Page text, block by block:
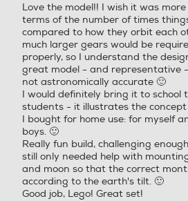
stelle.
Love the model!! I wish it was
terms of the number of times
compared to how they orbit each
much larger gears would be
properly, so I understand the
great model - and representative
not astronomically accurate 🙂
I would definitely bring it to school
students - it illustrates the
I bought for home use: for myself
boys. 🙂
Really fun build, challenging
still only needed help with
and moon so that the correct
according to the earth's tilt. 🙂
Good job, Lego! Great set!